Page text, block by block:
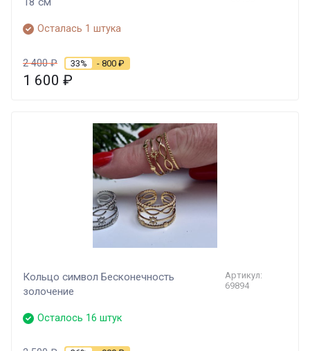
Осталась 1 штука
2 400₽ 33% - 800 ₽
1 600 ₽
Кольцо символ Бесконечность
золочение
Артикул:
69894
Осталось 16 штук